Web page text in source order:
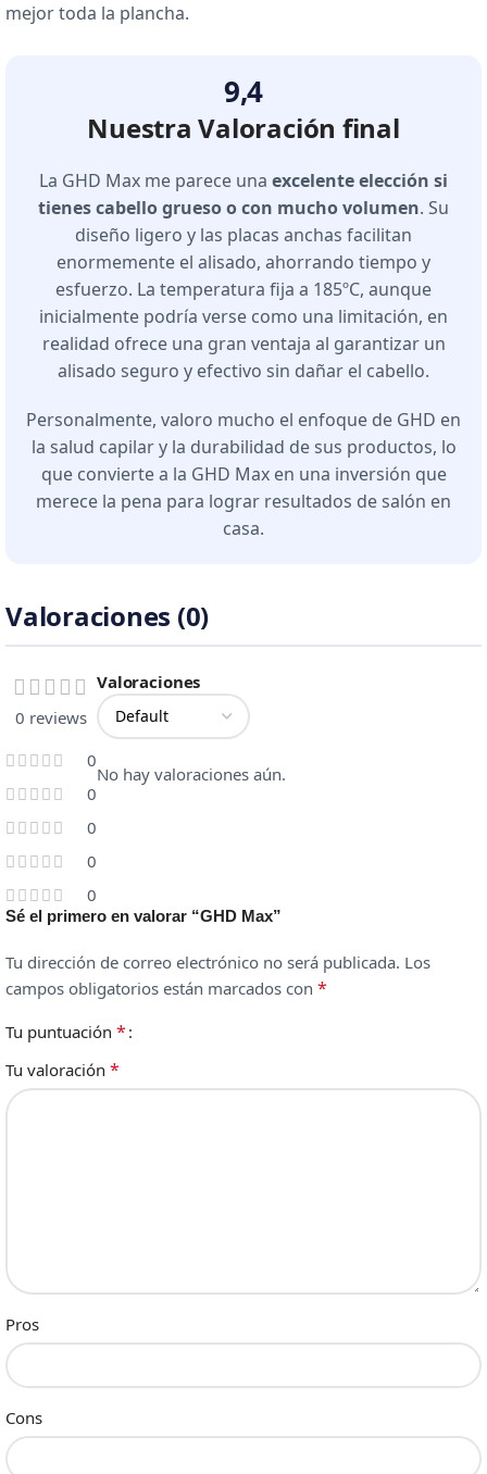
mejor toda la plancha.
9,4
Nuestra Valoración final
La GHD Max me parece una excelente elección si
tienescabello grueso o con mucho volumen. Su
diseño ligero y las placas anchas facilitan
enormemente el alisado, ahorrando tiempo y
esfuerzo. La temperatura fija a 185ºC, aunque
inicialmente podría verse como una limitación, en
realidad ofrece una gran ventaja al garantizar un
alisado seguro y efectivo sin dañar el cabello.
Personalmente, valoro mucho el enfoque de GHD en
la salud capilar y la durabilidad de sus productos, lo
que convierte a la GHD Max en una inversión que
merece la pena para lograr resultados de salón en
casa.
Valoraciones (0)
0 reviews
0
0
0
0
0
Valoraciones
No hay valoraciones aún.
Sé el primero en valorar “GHD Max”
Tu dirección de correo electrónico no será publicada. Los
campos obligatorios están marcados con *
Tu puntuación *
Tu valoración *
Pros
Cons